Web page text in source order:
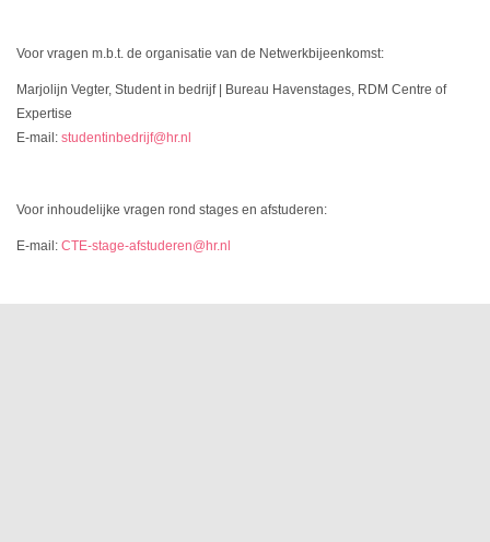
Voor vragen m.b.t. de organisatie van de Netwerkbijeenkomst:
Marjolijn Vegter, Student in bedrijf | Bureau Havenstages, RDM Centre of
Expertise
E-mail: studentinbedrijf@hr.nl
Voor inhoudelijke vragen rond stages en afstuderen:
E-mail: CTE-stage-afstuderen@hr.nl